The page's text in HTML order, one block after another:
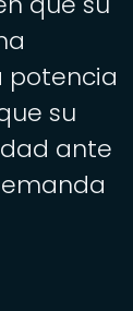
potencia
su
ante